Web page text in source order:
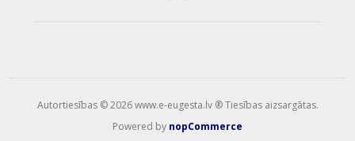
Autortiesības © 2026 www.e-eugesta.lv ® Tiesības aizsargātas.
Powered by nopCommerce